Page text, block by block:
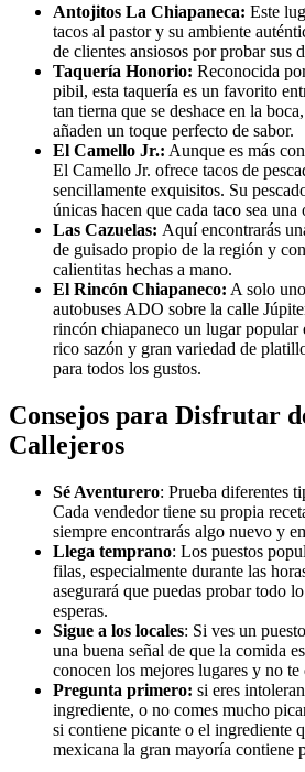
Antojitos La Chiapaneca: Este
tacos al pastor y su ambiente
de clientes ansiosos por probar sus
Taquería Honorio: Reconocida
pibil, esta taquería es un favorito
tan tierna que se deshace en la
añaden un toque perfecto de sabor.
El Camello Jr.: Aunque es más
El Camello Jr. ofrece tacos de
sencillamente exquisitos. Su
únicas hacen que cada taco sea una
Las Cazuelas: Aquí encontrarás
de guisado propio de la región y
calientitas hechas a mano.
El Rincón Chiapaneco: A solo
autobuses ADO sobre la calle
rincón chiapaneco un lugar popular
rico sazón y gran variedad de
para todos los gustos.
Consejos para Disfrutar
Callejeros
Sé Aventurero: Prueba diferentes
Cada vendedor tiene su propia
siempre encontrarás algo nuevo y
Llega temprano: Los puestos
filas, especialmente durante las
asegurará que puedas probar todo
esperas.
Sigue a los locales: Si ves un
una buena señal de que la comida
conocen los mejores lugares y no te
Pregunta primero: si eres
ingrediente, o no comes mucho
si contiene picante o el ingrediente
mexicana la gran mayoría contiene